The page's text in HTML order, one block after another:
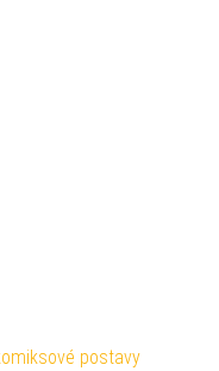
postavy